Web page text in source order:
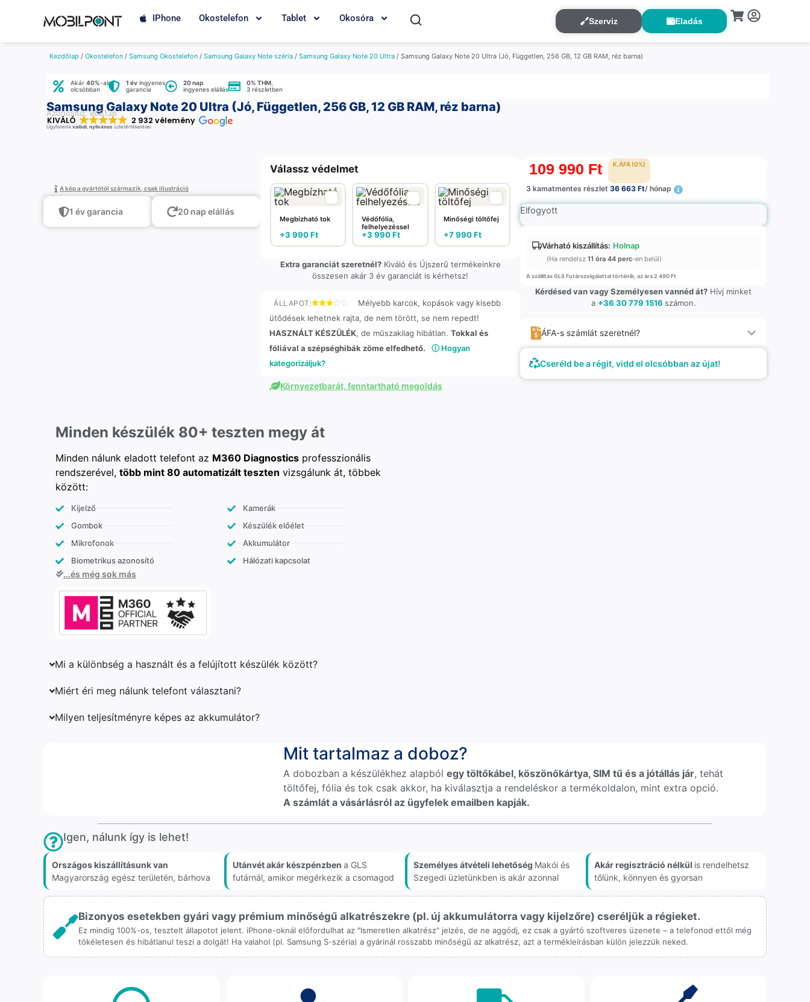
IPhone Okostelefon Tablet Okosóra Szerviz Eladás
Kezdőlap / Okostelefon / Samsung Okostelefon / Samsung Galaxy Note széria / Samsung Galaxy Note 20 Ultra / Samsung Galaxy Note 20 Ultra (Jó, Független, 256 GB, 12 GB RAM, réz barna)
Akár 40%-al
olcsóbban
1 év ingyenes
garancia
20 nap
ingyenes elállás
0% THM
3 részletben
Samsung Galaxy Note 20 Ultra (Jó, Független, 256 GB, 12 GB RAM, réz barna)
Azonosító: 988136
KIVÁLÓ 2 932 vélemény
Ügyfeleink valódi, nyilvános üzletértékelései
A kép a gyártótól származik, csak illustráció
1 év garancia 20 nap elállás
Válassz védelmet
Megbízható tok
+3 990Ft
Védőfólia,
felhelyezéssel
+3 990Ft
Minőségi töltőfej
+7 990Ft
Extra garanciát szeretnél?Kiváló és Újszerű termékeinkre
összesen akár 3 év garanciát is kérhetsz!
ÁLLAPOT:
Mélyebb karcok, kopások vagy kisebb
ütődések lehetnek rajta, de nem törött, se nem repedt!
HASZNÁLT KÉSZÜLÉK, de műszakilag hibátlan. Tokkal és
fóliával a szépséghibák zöme elfedhető.
ⓘ Hogyan
kategorizáljuk?
Környezetbarát, fenntartható megoldás
109 990 Ft K.ÁFA (0%)
3 kamatmentes részlet36 663 Ft/ hónap
Elfogyott
Várható kiszállítás: Holnap
(Ha rendelsz11 óra 44 perc-en belül)
A szállítás GLS Futárszolgálattal történik, az ára 2 490 Ft
Kérdésed van vagy Személyesen vannéd át? Hívj minket
a +36 30 779 1516 számon.
ÁFA-s számlát szeretnél?
Cseréld be a régit, vidd el olcsóbban az újat!
Minden készülék 80+ teszten megy át
Minden nálunk eladott telefont az M360 Diagnostics professzionális
rendszerével, több mint 80 automatizált teszten vizsgálunk át, többek
között:
Kijelző
Gombok
Mikrofonok
Biometrikus azonosító
Kamerák
Készülék előélet
Akkumulátor
Hálózati kapcsolat
...és még sok más
Mi a különbség a használt és a felújított készülék között?
Miért éri meg nálunk telefont választani?
Milyen teljesítményre képes az akkumulátor?
Mit tartalmaz a doboz?
A dobozban a készülékhez alapból egy töltőkábel, köszönőkártya, SIM tű és a jótállás jár, tehát
töltőfej, fólia és tok csak akkor, ha kiválasztja a rendeléskor a termékoldalon, mint extra opció.
A számlát a vásárlásról az ügyfelek emailben kapják.
Igen, nálunk így is lehet!
Országos kiszállításunk van
Magyarország egész területén, bárhova
Utánvét akár készpénzben a GLS
futárnál, amikor megérkezik a csomagod
Személyes átvételi lehetőség Makói és
Szegedi üzletünkben is akár azonnal
Akár regisztráció nélkül is rendelhetsz
tőlünk, könnyen és gyorsan
Bizonyos esetekben gyári vagy prémium minőségű alkatrészekre (pl. új akkumulátorra vagy kijelzőre) cseréljük a régieket.
Ez mindig 100%-os, tesztelt állapotot jelent. iPhone-oknál előfordulhat az "Ismeretlen alkatrész" jelzés, de ne aggódj, ez csak a gyártó szoftveres üzenete – a telefonod ettől még
tökéletesen és hibátlanul teszi a dolgát! Ha valahol (pl. Samsung S-széria) a gyárinál rosszabb minőségű az alkatrész, azt a termékleírásban külön jelezzük neked.